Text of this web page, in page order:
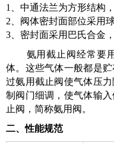
1、中通法兰为方形结构
2、阀体密封面部位采用
3、密封面采用巴氏合金
氨用截止阀经常要用
体。这些气体一般都是
过氨用截止阀使气体压
制阀门细调，使气体输
止阀，简称氨用阀。
二、性能规范